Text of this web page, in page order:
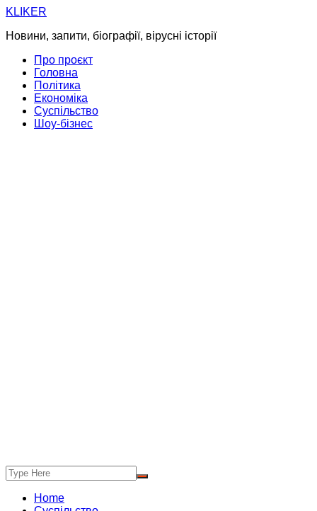
Skip
content
KLIKER
Новини, запити, біографії, вірусні історії
Про проєкт
Головна
Політика
Економіка
Суспільство
Шоу-бізнес
Home